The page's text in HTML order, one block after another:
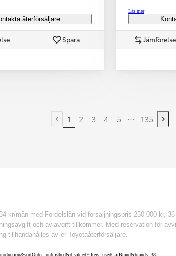
återförsäljare
Spara
Läs mer
Jämförelse
Previous page
1 2 3 4 5 ... 135
kr/mån med Fördelslån vid försäljningspris 250 000 kr,
och aviavgift tillkommer. Med reservation för
tillhandahålles av er Toyotaåterförsäljare.